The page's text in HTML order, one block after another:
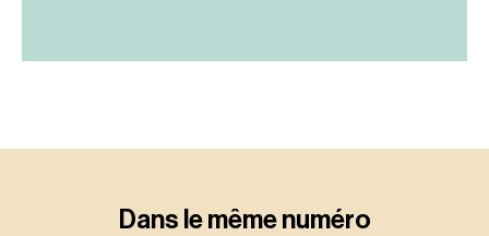
Dans le même numéro